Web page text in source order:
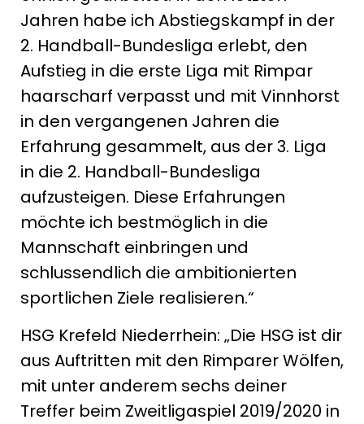
Jahren habe ich Abstiegskampf in der
2. Handball-Bundesliga erlebt, den
Aufstieg in die erste Liga mit Rimpar
haarscharf verpasst und mit Vinnhorst
in den vergangenen Jahren die
Erfahrung gesammelt, aus der 3. Liga
in die 2. Handball-Bundesliga
aufzusteigen. Diese Erfahrungen
möchte ich bestmöglich in die
Mannschaft einbringen und
schlussendlich die ambitionierten
sportlichen Ziele realisieren.“
HSG Krefeld Niederrhein: „Die HSG ist dir
aus Auftritten mit den Rimparer Wölfen,
mit unter anderem sechs deiner
Treffer beim Zweitligaspiel 2019/2020 in